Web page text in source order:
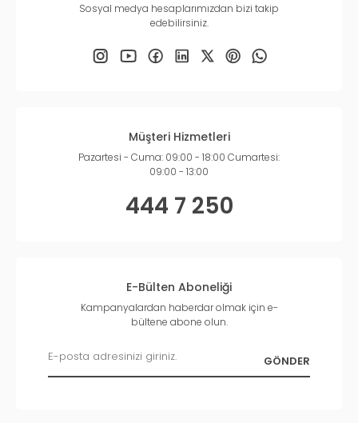
Sosyal medya hesaplarımızdan bizi takip
edebilirsiniz.
Müşteri Hizmetleri
Pazartesi - Cuma: 09:00 - 18:00 Cumartesi:
09:00 - 13:00
444 7 250
E-Bülten Aboneliği
Kampanyalardan haberdar olmak için e-
bültene abone olun.